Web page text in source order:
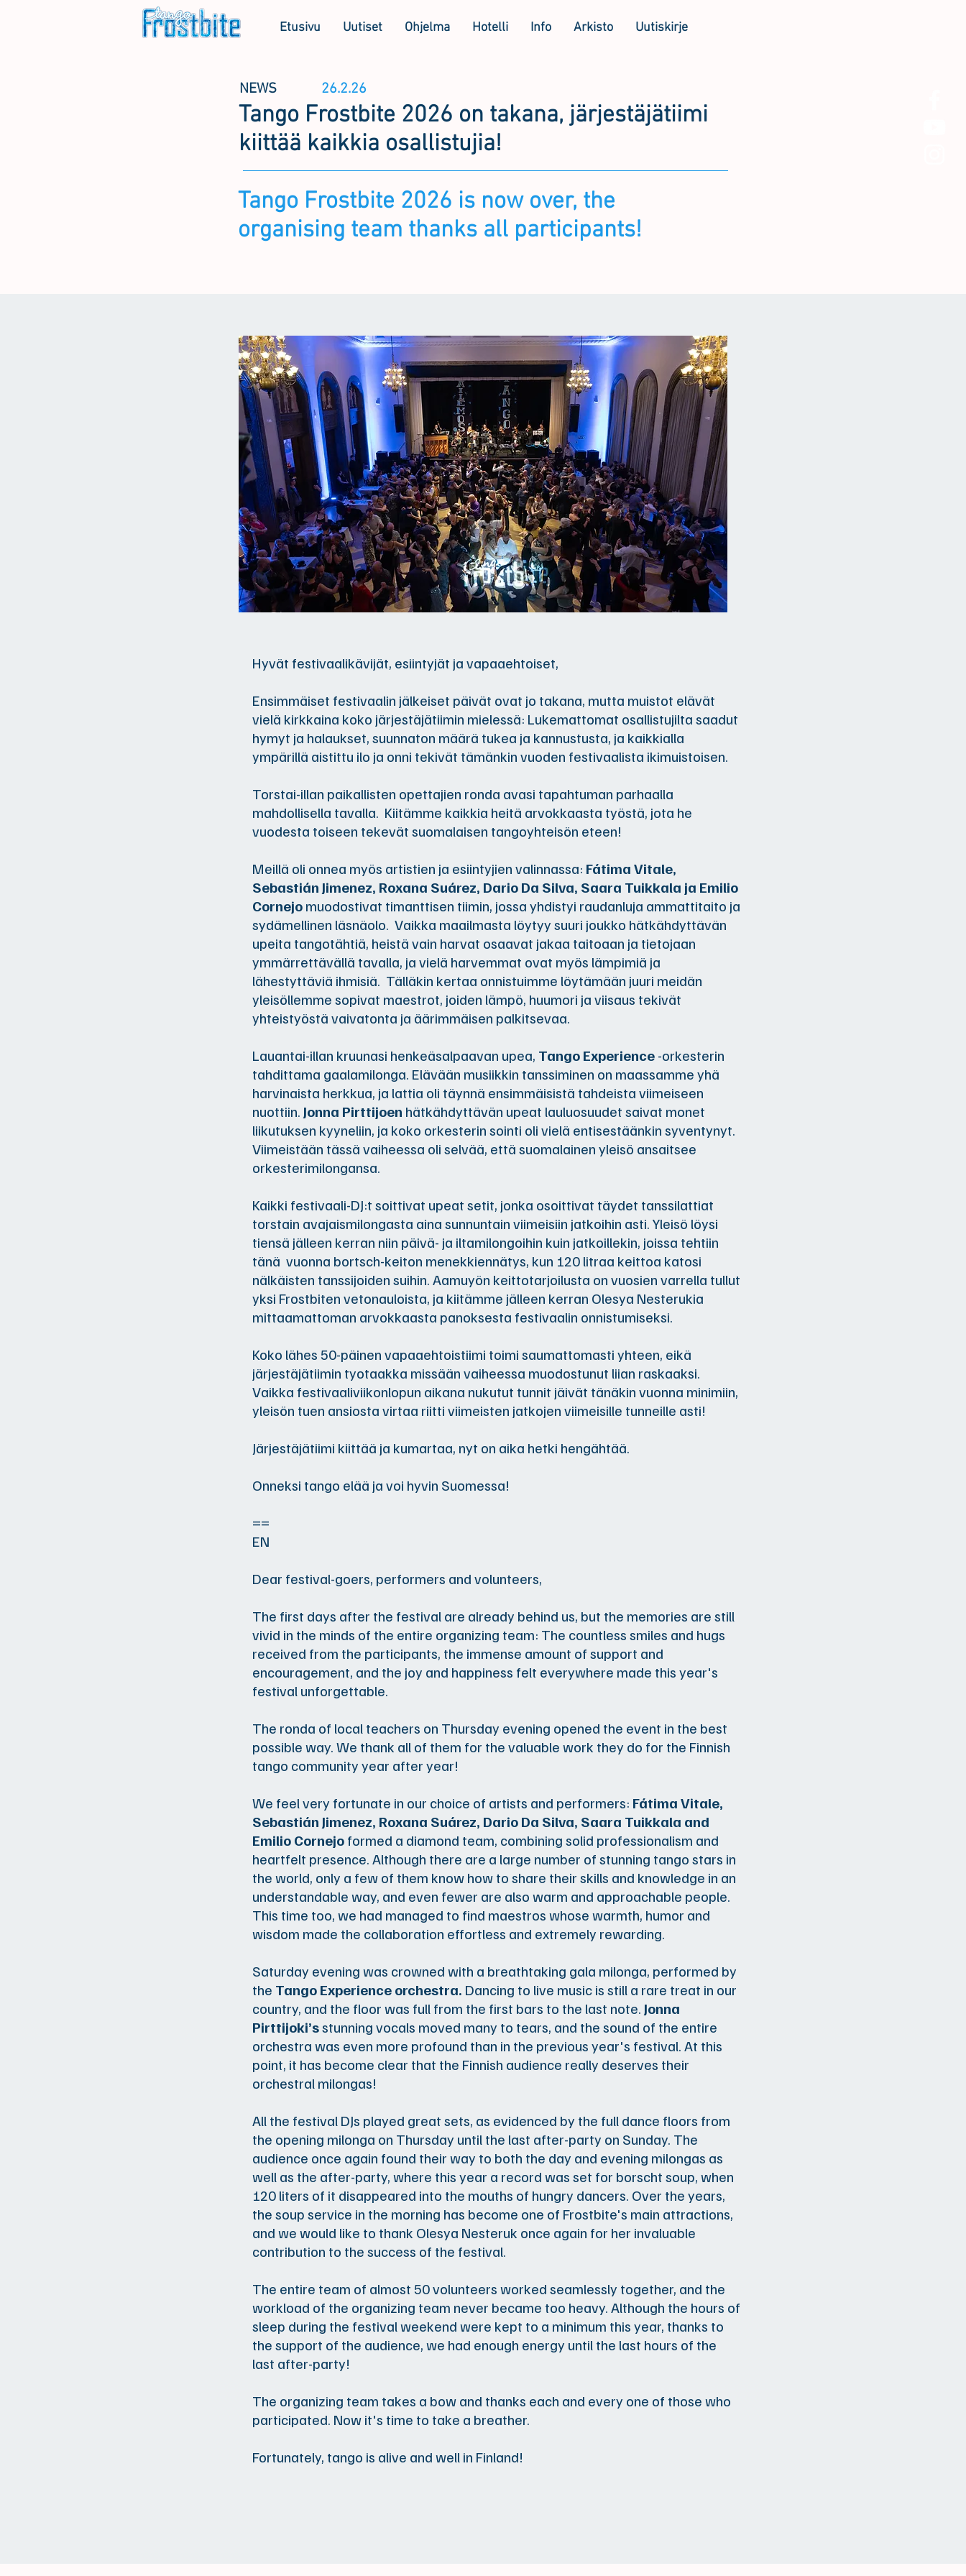
Etusivu Uutiset Ohjelma Hotelli Info Arkisto Uutiskirje
NEWS 26.2.26
Tango Frostbite 2026 on takana, järjestäjätiimi
kiittää kaikkia osallistujia!
Tango Frostbite 2026 is now over, the
organising team thanks all participants!
Hyvät festivaalikävijät, esiintyjät ja vapaaehtoiset,
Ensimmäiset festivaalin jälkeiset päivät ovat jo takana, mutta muistot elävät
vielä kirkkaina koko järjestäjätiimin mielessä: Lukemattomat osallistujilta saadut
hymyt ja halaukset, suunnaton määrä tukea ja kannustusta, ja kaikkialla
ympärillä aistittu ilo ja onni tekivät tämänkin vuoden festivaalista ikimuistoisen.
Torstai-illan paikallisten opettajien ronda avasi tapahtuman parhaalla
mahdollisella tavalla. Kiitämme kaikkia heitä arvokkaasta työstä, jota he
vuodesta toiseen tekevät suomalaisen tangoyhteisön eteen!
Meillä oli onnea myös artistien ja esiintyjien valinnassa: Fátima Vitale,
Sebastián Jimenez, Roxana Suárez, Dario Da Silva, Saara Tuikkala ja Emilio
Cornejomuodostivat timanttisen tiimin, jossa yhdistyi raudanluja ammattitaito ja
sydämellinen läsnäolo. Vaikka maailmasta löytyy suuri joukko hätkähdyttävän
upeita tangotähtiä, heistä vain harvat osaavat jakaa taitoaan ja tietojaan
ymmärrettävällä tavalla, ja vielä harvemmat ovat myös lämpimiä ja
lähestyttäviä ihmisiä. Tälläkin kertaa onnistuimme löytämään juuri meidän
yleisöllemme sopivat maestrot, joiden lämpö, huumori ja viisaus tekivät
yhteistyöstä vaivatonta ja äärimmäisen palkitsevaa.
Lauantai-illan kruunasi henkeäsalpaavan upea, Tango Experience-orkesterin
tahdittama gaalamilonga. Elävään musiikkin tanssiminen on maassamme yhä
harvinaista herkkua, ja lattia oli täynnä ensimmäisistä tahdeista viimeiseen
nuottiin. Jonna Pirttijoen hätkähdyttävän upeat lauluosuudet saivat monet
liikutuksen kyyneliin, ja koko orkesterin sointi oli vielä entisestäänkin syventynyt.
Viimeistään tässä vaiheessa oli selvää, että suomalainen yleisö ansaitsee
orkesterimilongansa.
Kaikki festivaali-DJ:t soittivat upeat setit, jonka osoittivat täydet tanssilattiat
torstain avajaismilongasta aina sunnuntain viimeisiin jatkoihin asti. Yleisö löysi
tiensä jälleen kerran niin päivä- ja iltamilongoihin kuin jatkoillekin, joissa tehtiin
tänä vuonna bortsch-keiton menekkiennätys, kun 120 litraa keittoa katosi
nälkäisten tanssijoiden suihin. Aamuyön keittotarjoilusta on vuosien varrella tullut
yksi Frostbiten vetonauloista, ja kiitämme jälleen kerran Olesya Nesterukia
mittaamattoman arvokkaasta panoksesta festivaalin onnistumiseksi.
Koko lähes 50-päinen vapaaehtoistiimi toimi saumattomasti yhteen, eikä
järjestäjätiimin tyotaakka missään vaiheessa muodostunut liian raskaaksi.
Vaikka festivaaliviikonlopun aikana nukutut tunnit jäivät tänäkin vuonna minimiin,
yleisön tuen ansiosta virtaa riitti viimeisten jatkojen viimeisille tunneille asti!
Järjestäjätiimi kiittää ja kumartaa, nyt on aika hetki hengähtää.
Onneksi tango elää ja voi hyvin Suomessa!
==
EN
Dear festival-goers, performers and volunteers,
The first days after the festival are already behind us, but the memories are still
vivid in the minds of the entire organizing team: The countless smiles and hugs
received from the participants, the immense amount of support and
encouragement, and the joy and happiness felt everywhere made this year's
festival unforgettable.
The ronda of local teachers on Thursday evening opened the event in the best
possible way. We thank all of them for the valuable work they do for the Finnish
tango community year after year!
We feel very fortunate in our choice of artists and performers: Fátima Vitale,
Sebastián Jimenez, Roxana Suárez, Dario Da Silva, Saara Tuikkala and
Emilio Cornejoformed a diamond team, combining solid professionalism and
heartfelt presence. Although there are a large number of stunning tango stars in
the world, only a few of them know how to share their skills and knowledge in an
understandable way, and even fewer are also warm and approachable people.
This time too, we had managed to find maestros whose warmth, humor and
wisdom made the collaboration effortless and extremely rewarding.
Saturday evening was crowned with a breathtaking gala milonga, performed by
the Tango Experience orchestra. Dancing to live music is still a rare treat in our
country, and the floor was full from the first bars to the last note. Jonna
Pirttijoki’sstunning vocals moved many to tears, and the sound of the entire
orchestra was even more profound than in the previous year's festival. At this
point, it has become clear that the Finnish audience really deserves their
orchestral milongas!
All the festival DJs played great sets, as evidenced by the full dance floors from
the opening milonga on Thursday until the last after-party on Sunday. The
audience once again found their way to both the day and evening milongas as
well as the after-party, where this year a record was set for borscht soup, when
120 liters of it disappeared into the mouths of hungry dancers. Over the years,
the soup service in the morning has become one of Frostbite's main attractions,
and we would like to thank Olesya Nesteruk once again for her invaluable
contribution to the success of the festival.
The entire team of almost 50 volunteers worked seamlessly together, and the
workload of the organizing team never became too heavy. Although the hours of
sleep during the festival weekend were kept to a minimum this year, thanks to
the support of the audience, we had enough energy until the last hours of the
last after-party!
The organizing team takes a bow and thanks each and every one of those who
participated. Now it's time to take a breather.
Fortunately, tango is alive and well in Finland!